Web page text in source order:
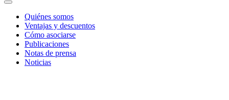
Quiénes somos
Ventajas y descuentos
Cómo asociarse
Publicaciones
Notas de prensa
Noticias